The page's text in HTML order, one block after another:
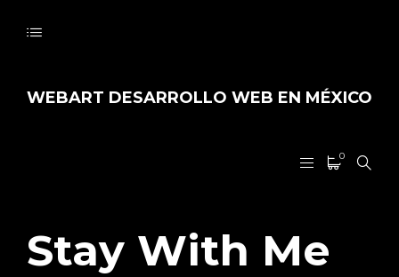
WEBART DESARROLLO WEB EN MÉXICO
0
Stay With Me